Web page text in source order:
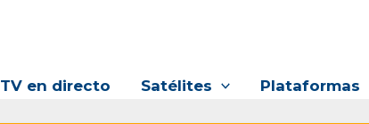
TV en directo Satélites Plataformas